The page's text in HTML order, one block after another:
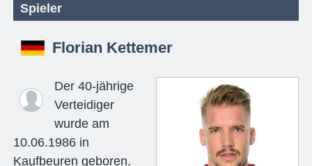
Spieler
Florian Kettemer
Der 40-jährige
Verteidiger
wurde am
10.06.1986 in
Kaufbeuren geboren.